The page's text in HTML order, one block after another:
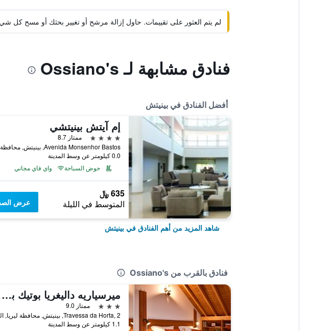
لم يتم العثور على تقييمات. حاول إزالة مرشح أو تغيير بحثك أو مسح كل
فنادق مشابهة لـ Ossiano's
أفضل الفنادق في بينيتش
إم آيتش بينيتشي
4 نجوم
ممتاز 8.7
0.0 كيلومتر عن وسط المدينة
حوض السباحة
واي فاي مجاني
635 ﷼
المتوسط في الليلة عرض
شاهد المزيد من أهم الفنادق في بينيتش
فنادق بالقرب من Ossiano's
ميرسياريه داليغريا بوتيك بي آن بي
3 نجوم
ممتاز 9.0
1.1 كيلومتر عن وسط المدينة